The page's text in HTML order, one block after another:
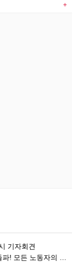
기자회견
취! 민주노총 7.15 총파업대회